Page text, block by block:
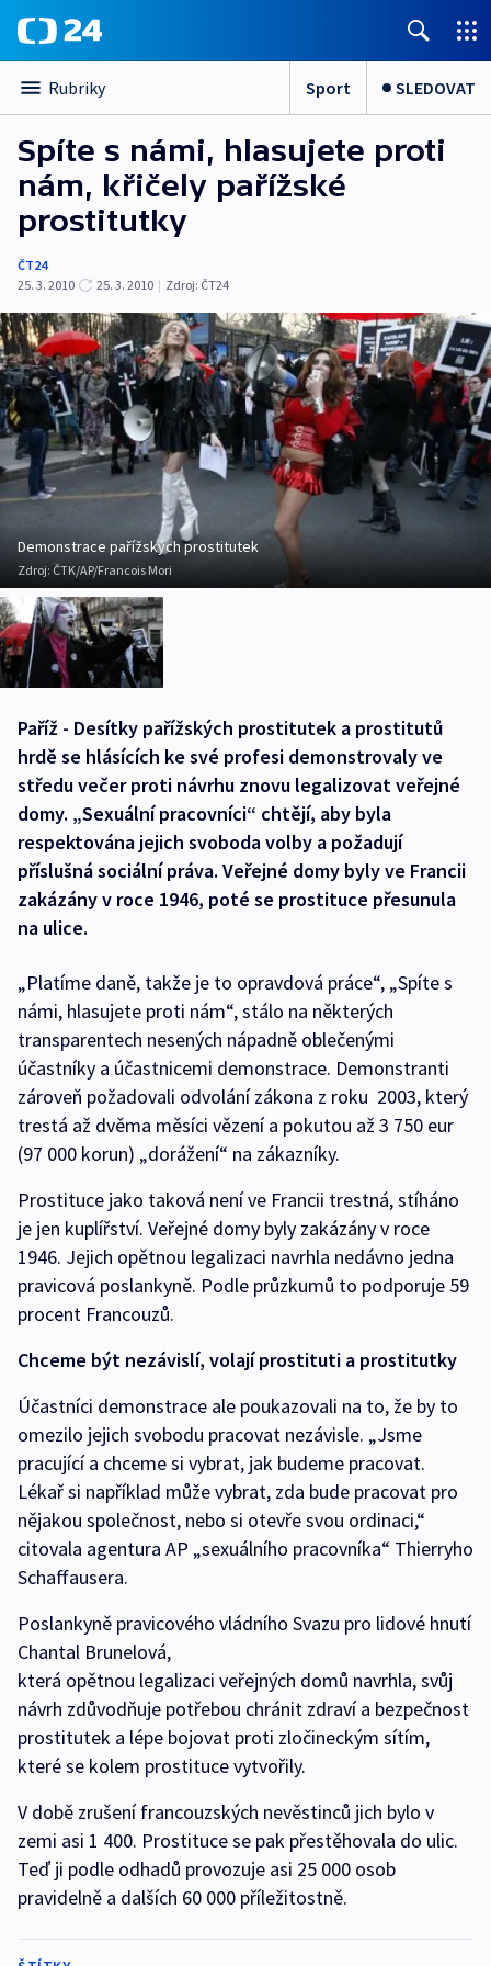
Rubriky Sport SLEDOVAT
Spíte s námi, hlasujete proti
nám, křičely pařížské
prostitutky
ČT24
25. 3. 2010
25. 3. 2010 | Zdroj: ČT24
Demonstrace pařížských prostitutek
Zdroj: ČTK/AP/Francois Mori
Paříž - Desítky pařížských prostitutek a prostitutů
hrdě se hlásících ke své profesi demonstrovaly ve
středu večer proti návrhu znovu legalizovat veřejné
domy. „Sexuální pracovníci“ chtějí, aby byla
respektována jejich svoboda volby a požadují
příslušná sociální práva. Veřejné domy byly ve Francii
zakázány v roce 1946, poté se prostituce přesunula
na ulice.
„Platíme daně, takže je to opravdová práce“, „Spíte s
námi, hlasujete proti nám“, stálo na některých
transparentech nesených nápadně oblečenými
účastníky a účastnicemi demonstrace. Demonstranti
zároveň požadovali odvolání zákona z roku 2003, který
trestá až dvěma měsíci vězení a pokutou až 3 750 eur
(97 000 korun) „dorážení“ na zákazníky.
Prostituce jako taková není ve Francii trestná, stíháno
je jen kuplířství. Veřejné domy byly zakázány v roce
1946. Jejich opětnou legalizaci navrhla nedávno jedna
pravicová poslankyně. Podle průzkumů to podporuje 59
procent Francouzů.
Chceme být nezávislí, volají prostituti a prostitutky
Účastníci demonstrace ale poukazovali na to, že by to
omezilo jejich svobodu pracovat nezávisle. „Jsme
pracující a chceme si vybrat, jak budeme pracovat.
Lékař si například může vybrat, zda bude pracovat pro
nějakou společnost, nebo si otevře svou ordinaci,“
citovala agentura AP „sexuálního pracovníka“ Thierryho
Schaffausera.
Poslankyně pravicového vládního Svazu pro lidové hnutí
Chantal Brunelová,
která opětnou legalizaci veřejných domů navrhla, svůj
návrh zdůvodňuje potřebou chránit zdraví a bezpečnost
prostitutek a lépe bojovat proti zločineckým sítím,
které se kolem prostituce vytvořily.
V době zrušení francouzských nevěstinců jich bylo v
zemi asi 1 400. Prostituce se pak přestěhovala do ulic.
Teď ji podle odhadů provozuje asi 25 000 osob
pravidelně a dalších 60 000 příležitostně.